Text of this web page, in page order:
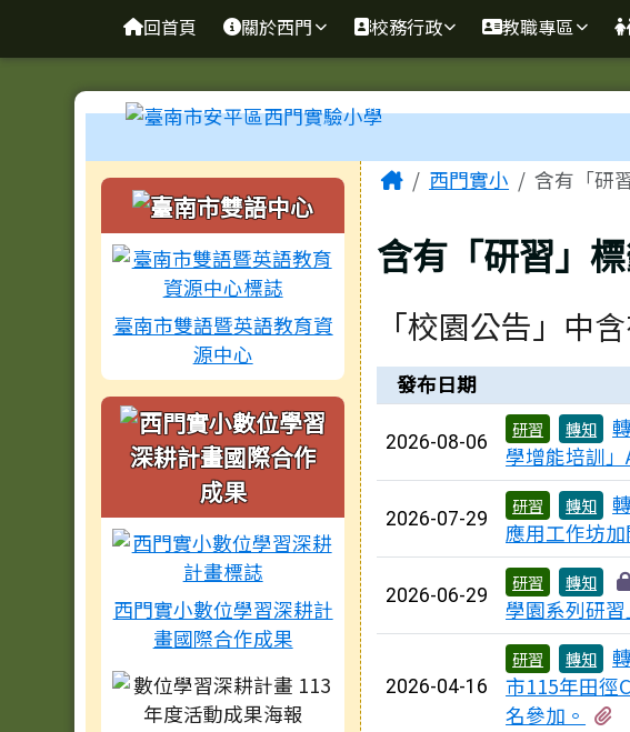
臺南市安平區西門實驗小學
回首頁 關於西門 校務行政 教職專區
工具列
左邊區域內容
臺南市雙語暨英語教育資
源中心
西門實小數位學習深耕計
畫國際合作成果
主內容區域
Home西門實小 含有「研
含有「研習」
「校園公告」中
新聞列表
發布日期
2026-08-06
研習 轉知
學增能培訓
2026-07-29
研習 轉知
應用工作坊
2026-06-29
研習 轉知
學園系列研
2026-04-16
研習 轉知
市115年田徑
名參加。
頁尾區域